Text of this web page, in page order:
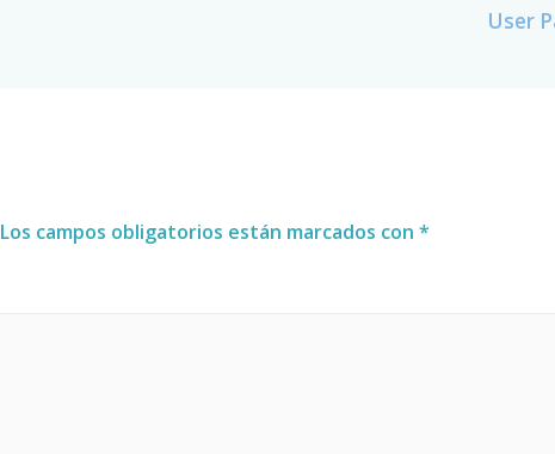
User
Los campos obligatorios están marcados con *